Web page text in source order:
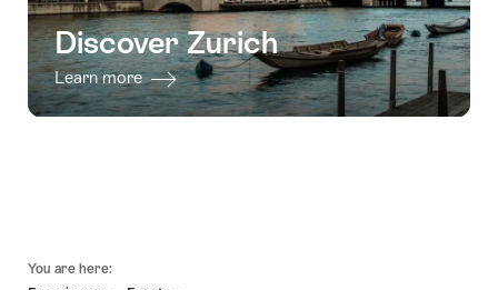
Sightseeing
stop"
Discover Zurich
Learn more
You are here: